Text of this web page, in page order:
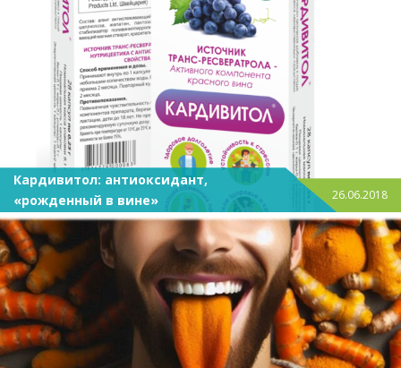
Кардивитол: антиоксидант,
«рожденный в вине»
26.06.2018